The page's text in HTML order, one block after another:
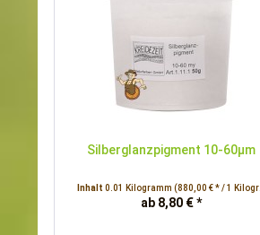
Silberglanzpigment 10-60µm
Inhalt 0.01 Kilogramm (880,00 € * / 1 Kilogramm)
ab 8,80 € *